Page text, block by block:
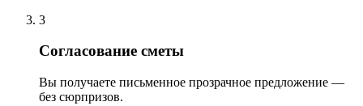
3
Согласование сметы
Вы получаете письменное прозрачное предложение —
без сюрпризов.